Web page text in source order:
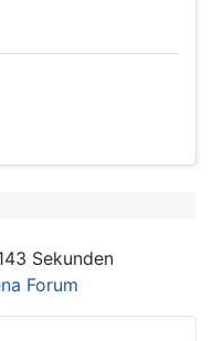
Sekunden
Forum